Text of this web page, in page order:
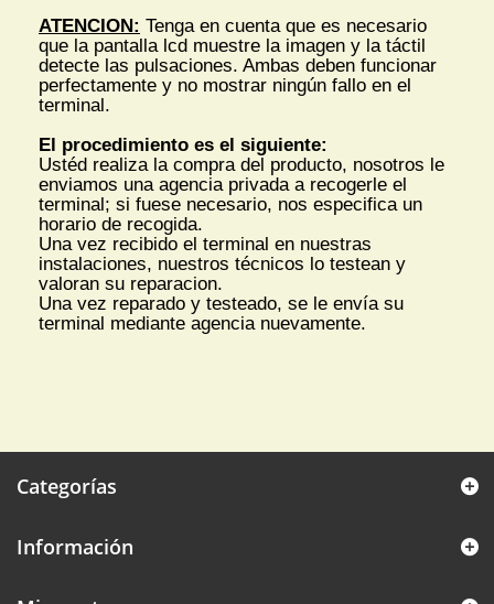
ATENCION: Tenga en cuenta que es necesario
que la pantalla lcd muestre la imagen y la táctil
detecte las pulsaciones. Ambas deben funcionar
perfectamente y no mostrar ningún fallo en el
terminal.
El procedimiento es el siguiente:
Ustéd realiza la compra del producto, nosotros le
enviamos una agencia privada a recogerle el
terminal; si fuese necesario, nos especifica un
horario de recogida.
Una vez recibido el terminal en nuestras
instalaciones, nuestros técnicos lo testean y
valoran su reparacion.
Una vez reparado y testeado, se le envía su
terminal mediante agencia nuevamente.
Categorías
Información